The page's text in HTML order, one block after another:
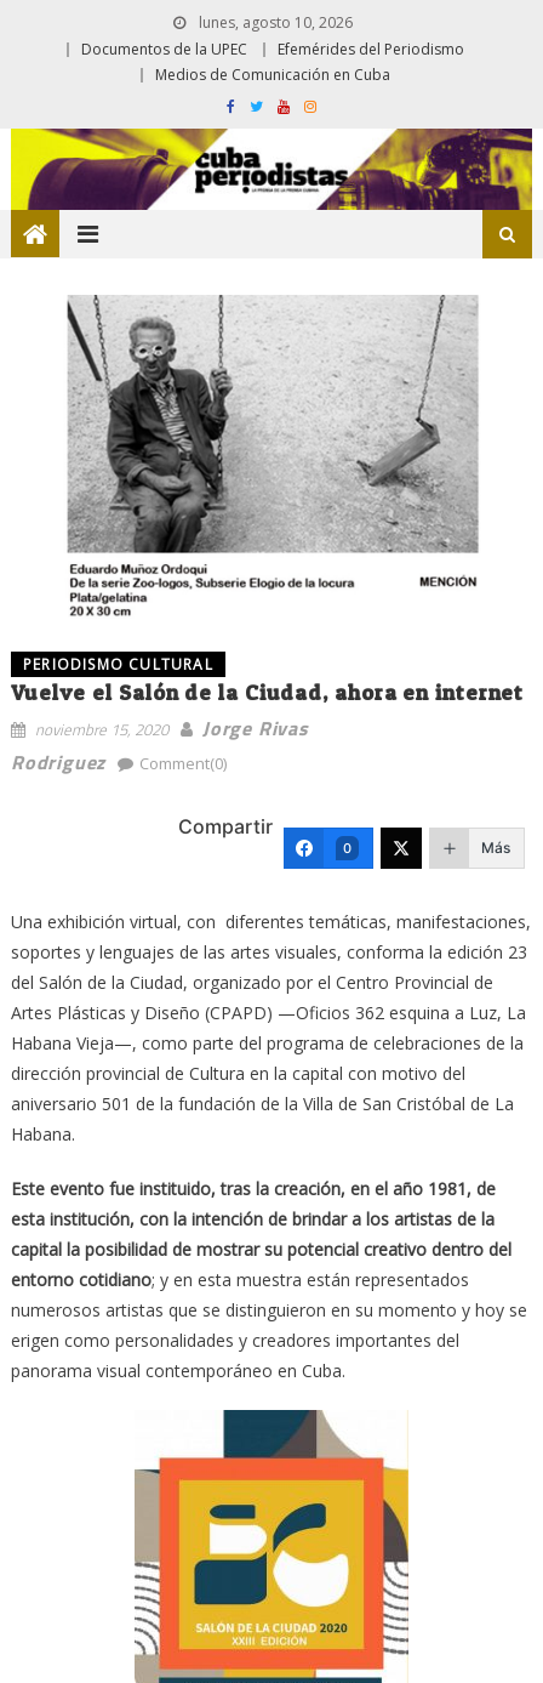
lunes, agosto 10, 2026
Documentos de la UPEC
Efemérides del Periodismo
Medios de Comunicación en Cuba
PERIODISMO CULTURAL
Vuelve el Salón de la Ciudad, ahora en internet
noviembre 15, 2020
Jorge Rivas
Rodriguez
Comment(0)
Compartir
0 Más
Una exhibición virtual, con diferentes temáticas, manifestaciones,
soportes y lenguajes de las artes visuales, conforma la edición 23
del Salón de la Ciudad, organizado por el Centro Provincial de
Artes Plásticas y Diseño (CPAPD) —Oficios 362 esquina a Luz, La
Habana Vieja—, como parte del programa de celebraciones de la
dirección provincial de Cultura en la capital con motivo del
aniversario 501 de la fundación de la Villa de San Cristóbal de La
Habana.
Este evento fue instituido, tras la creación, en el año 1981, de
esta institución, con la intención de brindar a los artistas de la
capital la posibilidad de mostrar su potencial creativo dentro del
entorno cotidiano; y en esta muestra están representados
numerosos artistas que se distinguieron en su momento y hoy se
erigen como personalidades y creadores importantes del
panorama visual contemporáneo en Cuba.